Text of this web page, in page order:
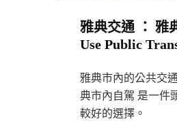
Trip
Athens〉
中
雅典交通 ： 雅
Use Public
雅典市內的公共交
典市內自駕 是一件
較好的選擇。